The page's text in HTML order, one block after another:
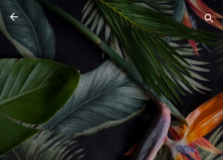
Pular para o conteúdo principal